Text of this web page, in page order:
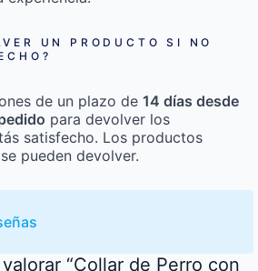
UN PRODUCTO SI NO
de un plazo de 14 días desde
para devolver los
satisfecho. Los productos
pueden devolver.
“Collar de Perro con